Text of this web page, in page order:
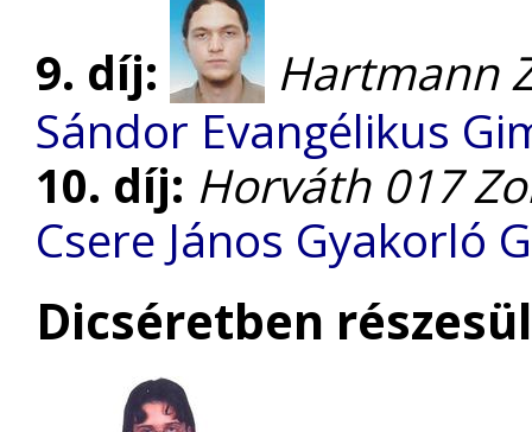
9. díj:
Hartmann
Sándor Evangélikus
10. díj: Horváth 017
Csere János Gyakorló
Dicséretben